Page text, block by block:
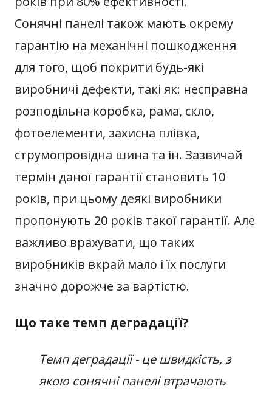
Сонячні панелі також мають окрему
гарантію на механічні пошкодження
для того, щоб покрити будь-які
виробничі дефекти, такі як: несправна
розподільна коробка, рама, скло,
фотоелементи, захисна плівка,
струмопровідна шина та ін. Зазвичай
термін даної гарантії становить 10
років, при цьому деякі виробники
пропонують 20 років такої гарантії. Але
важливо врахувати, що таких
виробників вкрай мало і їх послуги
значно дорожче за вартістю.
Що таке темп деградації?
Темп деградації - це швидкість, з
якою сонячні панелі втрачають